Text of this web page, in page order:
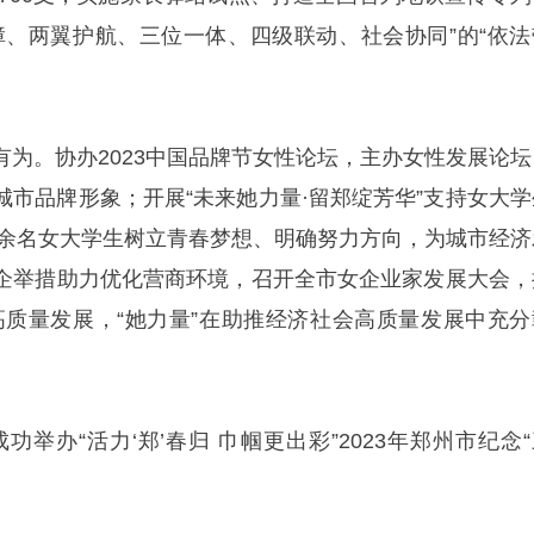
两翼护航、三位一体、四级联动、社会协同”的“依
为。协办2023中国品牌节女性论坛，主办女性发展论
品牌形象；开展“未来她力量·留郑绽芳华”支持女大
名女大学生树立青春梦想、明确努力方向，为城市经
举措助力优化营商环境，召开全市女企业家发展大会
量发展，“她力量”在助推经济社会高质量发展中充
举办“活力‘郑’春归 巾帼更出彩”2023年郑州市纪念